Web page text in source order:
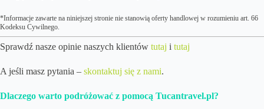
*Informacje zawarte na niniejszej stronie nie stanowią oferty handlowej w rozumieniu art. 66
Kodeksu Cywilnego.
Sprawdź nasze opinie naszych klientów tutaj i tutaj
A jeśli masz pytania – skontaktuj się z nami.
Dlaczego warto podróżować z pomocą Tucantravel.pl?